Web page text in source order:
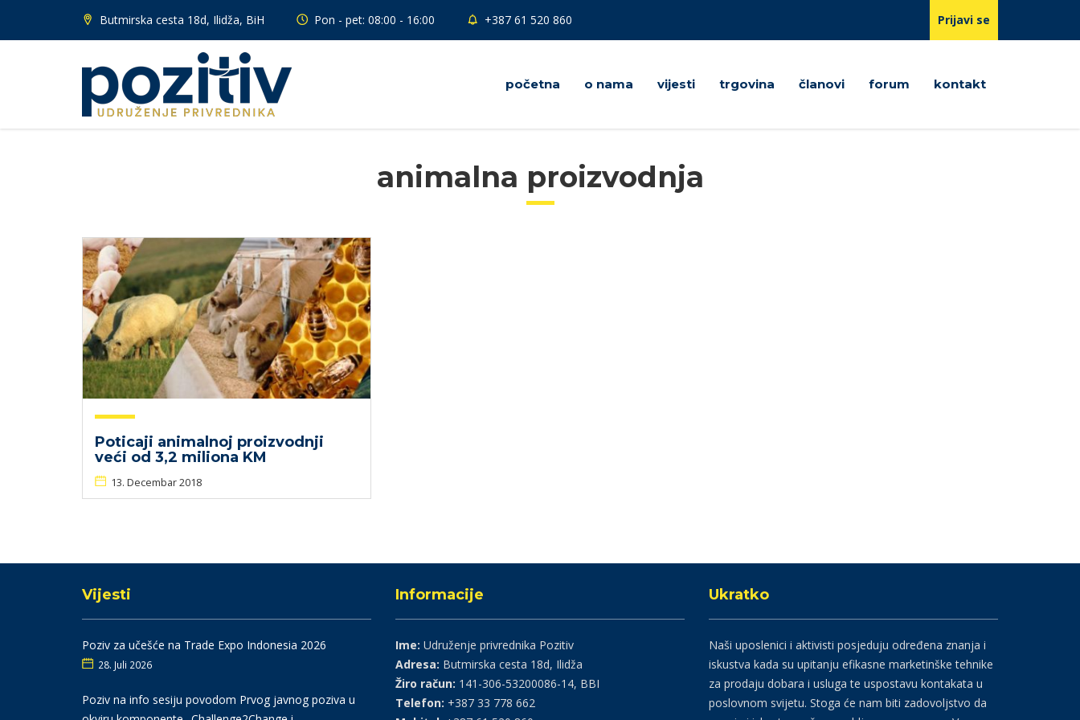
Butmirska cesta 18d, Ilidža, BiH Pon - pet: 08:00 - 16:00 +387 61 520 860 Prijavi se
početna o nama vijesti trgovina članovi forum kontakt
animalna proizvodnja
Poticaji animalnoj proizvodnji
veći od 3,2 miliona KM
13. Decembar 2018
Vijesti
Poziv za učešće na Trade Expo Indonesia 2026
28. Juli 2026
Poziv na info sesiju povodom Prvog javnog poziva u
Informacije
Ime: Udruženje privrednika Pozitiv
Adresa: Butmirska cesta 18d, Ilidža
Žiro račun: 141-306-53200086-14, BBI
Telefon: +387 33 778 662
Ukratko
Naši uposlenici i aktivisti posjeduju određena znanja i
iskustva kada su upitanju efikasne marketinške tehnike
za prodaju dobara i usluga te uspostavu kontakata u
poslovnom svijetu. Stoga će nam biti zadovoljstvo da